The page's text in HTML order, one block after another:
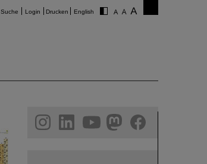
Suche Login Drucken English
facebook